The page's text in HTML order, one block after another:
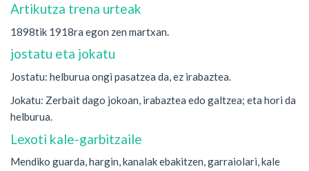
Artikutza trena urteak
1898tik 1918ra egon zen martxan.
jostatu eta jokatu
Jostatu: helburua ongi pasatzea da, ez irabaztea.
Jokatu: Zerbait dago jokoan, irabaztea edo galtzea; eta hori da
helburua.
Lexoti kale-garbitzaile
Mendiko guarda, hargin, kanalak ebakitzen, garraiolari, kale